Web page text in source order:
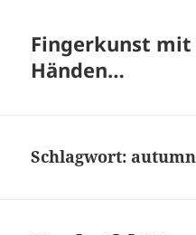
Fingerkunst mit
Händen…
Schlagwort: